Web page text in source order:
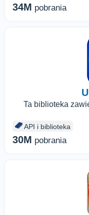
34M pobrania
Ta biblioteka
API i biblioteka
30M pobrania